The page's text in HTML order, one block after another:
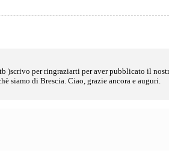
)scrivo per ringraziarti per aver pubblicato il
siamo di Brescia. Ciao, grazie ancora e auguri.